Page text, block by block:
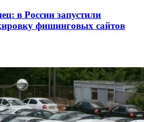
в России запустили
фишинговых сайтов